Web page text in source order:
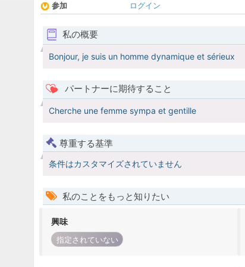
参加
ログイン
私の概要
Bonjour, je suis un homme dynamique et sérieux
パートナーに期待すること
Cherche une femme sympa et gentille
尊重する基準
条件はカスタマイズされていません
私のことをもっと知りたい
興味
指定されていない